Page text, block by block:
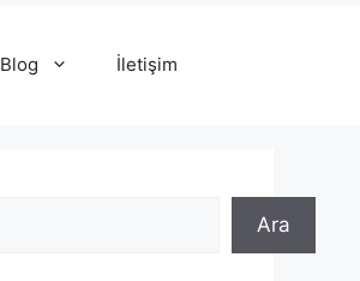
Blog İletişim
Ara